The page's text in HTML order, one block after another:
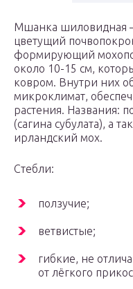
Мшанка шиловидная
цветущий
формирующий
около 10-15 см,
ковром. Внутри них
микроклимат,
растения. Названия:
(сагина субулата), а
ирландский мох.
Стебли:
ползучие;
ветвистые;
гибкие, не
от лёгкого